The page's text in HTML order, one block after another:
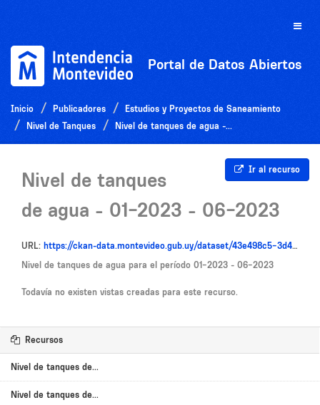
Toggle
Portal de Datos Abiertos
Inicio Publicadores
Estudios y Proyectos de Saneamiento
Nivel de Tanques
Nivel de tanques de agua -...
Ir al recurso
Nivel de tanques
de agua - 01-2023 - 06-2023
URL: https://ckan-data.montevideo.gub.uy/dataset/43e498c5-3d42-44fb-a19a-95bf71443e72/resource/97a278a3-d2b0-4f65-83da-74a057c02523/download/nivel_de_tanques_de_agua_01_2023_06_2023__1731360985682.csv
Nivel de tanques de agua para el período 01-2023 - 06-2023
Todavía no existen vistas creadas para este recurso.
Recursos
Nivel de tanques de...
Nivel de tanques de...